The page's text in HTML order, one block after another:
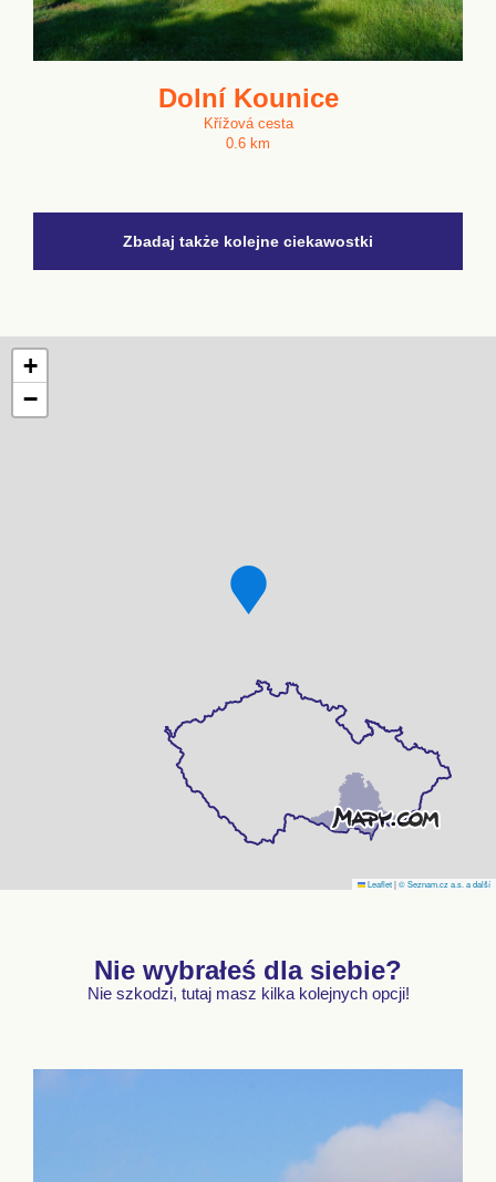
Dolní Kounice
Křížová cesta
0.6 km
Zbadaj także kolejne ciekawostki
+
−
Leaflet|© Seznam.cz a.s. a další
Nie wybrałeś dla siebie?
Nie szkodzi, tutaj masz kilka kolejnych opcji!